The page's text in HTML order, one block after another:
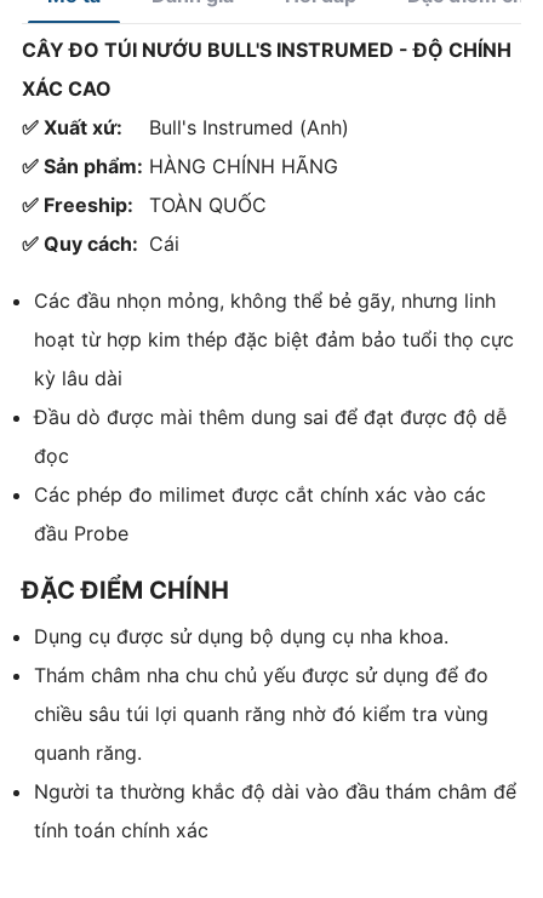
CÂY ĐO TÚI NƯỚU BULL'S INSTRUMED - ĐỘ CHÍNH
XÁC CAO
✅ Xuất xứ:
Bull's Instrumed (Anh)
✅ Sản phẩm: HÀNG CHÍNH HÃNG
✅ Freeship:
TOÀN QUỐC
✅ Quy cách: Cái
Các đầu nhọn mỏng, không thể bẻ gãy, nhưng linh
hoạt từ hợp kim thép đặc biệt đảm bảo tuổi thọ cực
kỳ lâu dài
Đầu dò được mài thêm dung sai để đạt được độ dễ
đọc
Các phép đo milimet được cắt chính xác vào các
đầu Probe
ĐẶC ĐIỂM CHÍNH
Dụng cụ được sử dụng bộ dụng cụ nha khoa.
Thám châm nha chu chủ yếu được sử dụng để đo
chiều sâu túi lợi quanh răng nhờ đó kiểm tra vùng
quanh răng.
Người ta thường khắc độ dài vào đầu thám châm để
tính toán chính xác